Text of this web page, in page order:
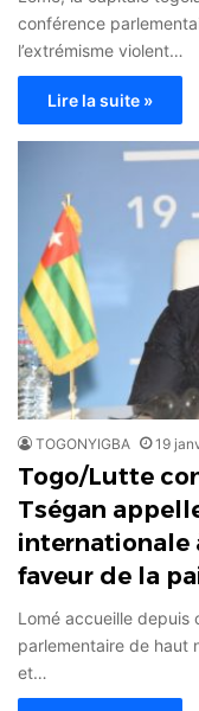
conférence
l’extrémisme violent…
Lire la suite »
TOGONYIGBA 19
Togo/Lutte
Tségan
internationale
faveur de la
Lomé accueille depuis
parlementaire de haut
et…